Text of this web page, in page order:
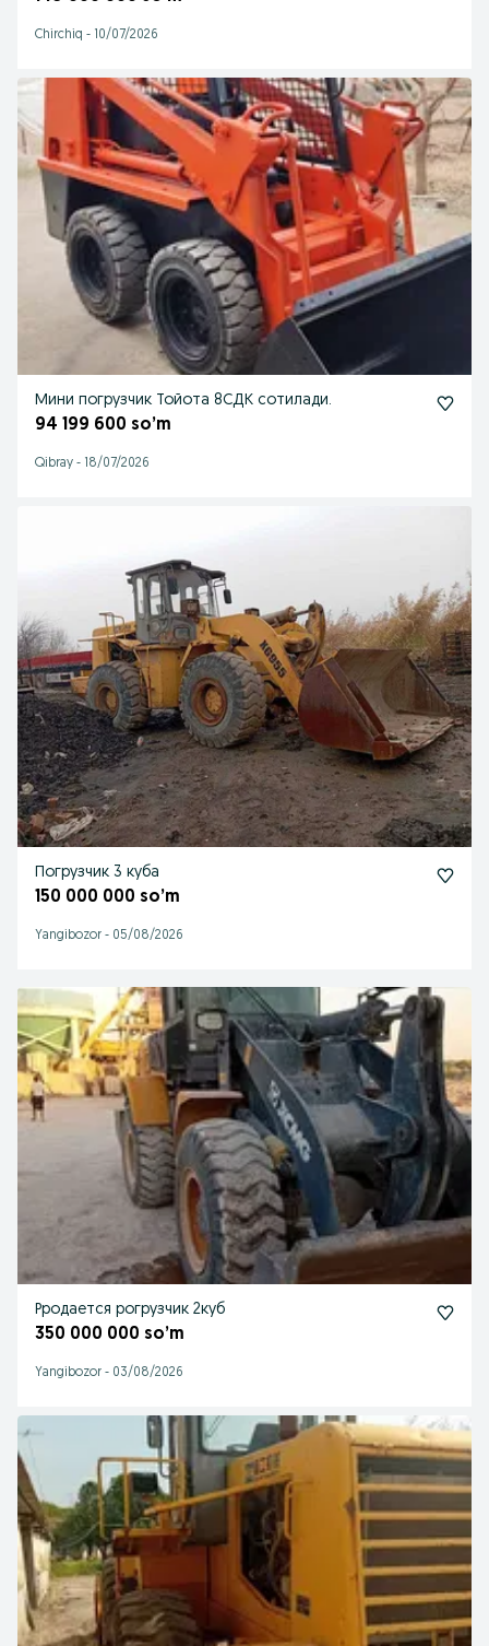
Chirchiq - 10/07/2026
Мини погрузчик Тойота 8СДК сотилади.
94 199 600 so’m
Qibray - 18/07/2026
Погрузчик 3 куба
150 000 000 so’m
Yangibozor - 05/08/2026
Рродается рогрузчик 2куб
350 000 000 so’m
Yangibozor - 03/08/2026